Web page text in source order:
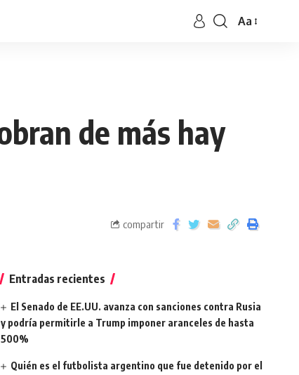
Aa
de más hay
compartir
Entradas recientes
El Senado de EE.UU. avanza con sanciones contra Rusia
y podría permitirle a Trump imponer aranceles de hasta
500%
Quién es el futbolista argentino que fue detenido por el